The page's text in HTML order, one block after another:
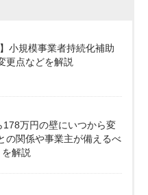
小規模事業者持続化補助
更点などを解説
178万円の壁にいつから変
の関係や事業主が備えるべ
解説